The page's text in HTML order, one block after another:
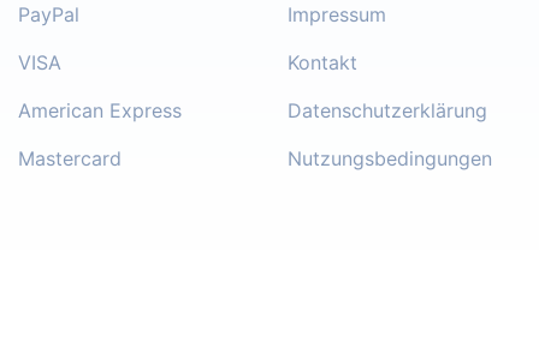
PayPal
VISA
American Express
Mastercard
Impressum
Kontakt
Datenschutzerklärung
Nutzungsbedingungen